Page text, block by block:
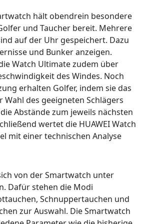
hält obendrein besondere
und Taucher bereit. Mehrere
auf der Uhr gespeichert. Dazu
und Bunker anzeigen.
Watch Ultimate zudem über
des Windes. Noch
erhalten Golfer, indem sie das
Wahl des geeigneten Schlägers
Abstände zum jeweils nächsten
wertet die HUAWEI Watch
mit einer technischen Analyse
von der Smartwatch unter
Dafür stehen die Modi
Schnuppertauchen und
zur Auswahl. Die Smartwatch